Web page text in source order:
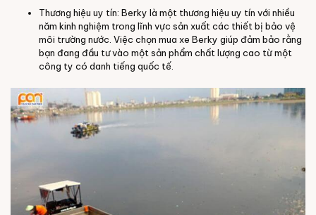
Thương hiệu uy tín: Berky là một thương hiệu uy tín với nhiều
năm kinh nghiệm trong lĩnh vực sản xuất các thiết bị bảo vệ
môi trường nước. Việc chọn mua xe Berky giúp đảm bảo rằng
bạn đang đầu tư vào một sản phẩm chất lượng cao từ một
công ty có danh tiếng quốc tế.